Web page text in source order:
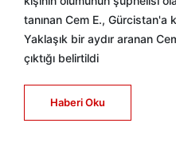
tanınan Cem E., Gürcistan'a
Yaklaşık bir aydır aranan
çıktığı belirtildi
Haberi Oku